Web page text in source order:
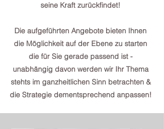
seine Kraft zurückfindet!
Die aufgeführten Angebote bieten Ihnen
die Möglichkeit auf der Ebene zu starten
die für Sie gerade passend ist -
unabhängig davon werden wir Ihr Thema
stehts im ganzheitlichen Sinn betrachten &
die Strategie dementsprechend anpassen!